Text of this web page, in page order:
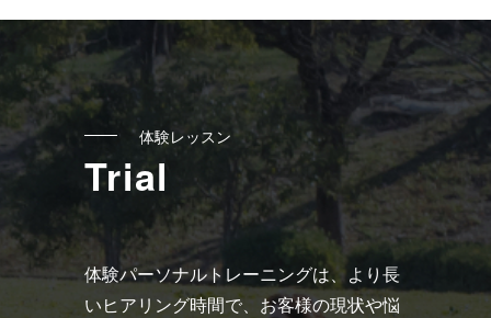
リ
ン
ク
体験レッスン
Trial
体験パーソナルトレーニングは、より長
いヒアリング時間で、お客様の現状や悩